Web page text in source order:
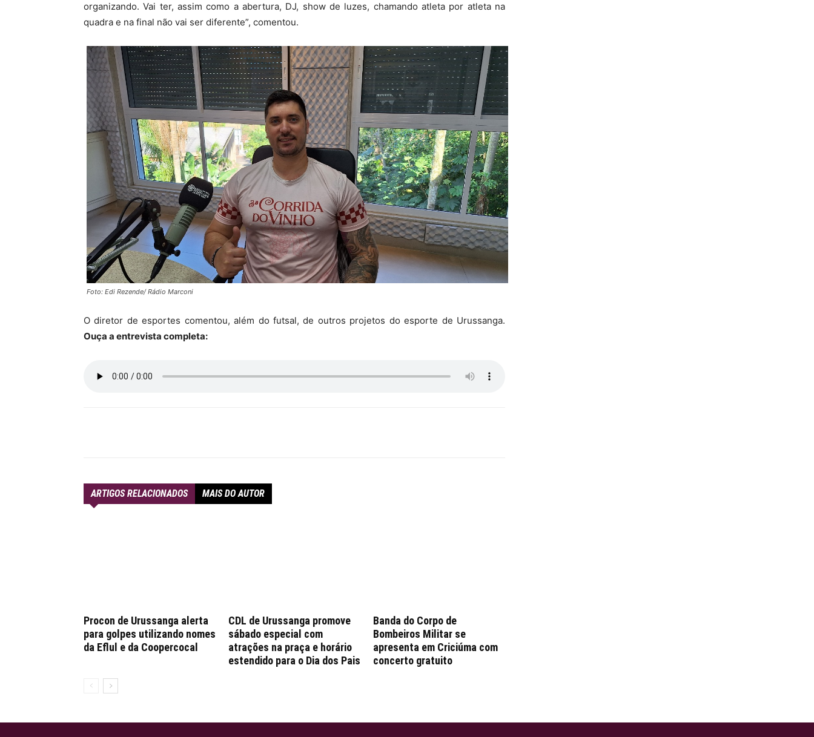
organizando. Vai ter, assim como a abertura, DJ, show de luzes, chamando atleta por atleta na
quadra e na final não vai ser diferente”, comentou.
Foto: Edi Rezende/ Rádio Marconi
O diretor de esportes comentou, além do futsal, de outros projetos do esporte de Urussanga.
Ouça a entrevista completa:
ARTIGOS RELACIONADOS MAIS DO AUTOR
Procon de Urussanga alerta
para golpes utilizando nomes
da Eflul e da Coopercocal
CDL de Urussanga promove
sábado especial com
atrações na praça e horário
estendido para o Dia dos Pais
Banda do Corpo de
Bombeiros Militar se
apresenta em Criciúma com
concerto gratuito